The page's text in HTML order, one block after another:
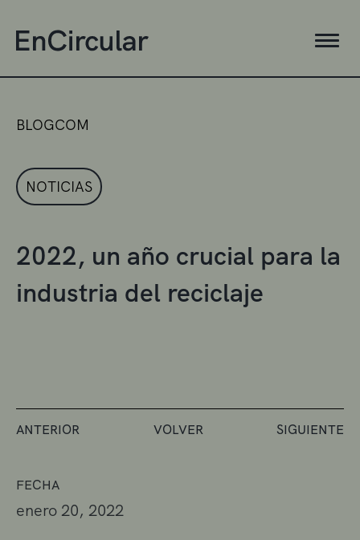
FECHA
enero 20, 2022
BLOGCOM
NOTICIAS
2022, un año crucial para la
industria del reciclaje
ANTERIOR VOLVER SIGUIENTE